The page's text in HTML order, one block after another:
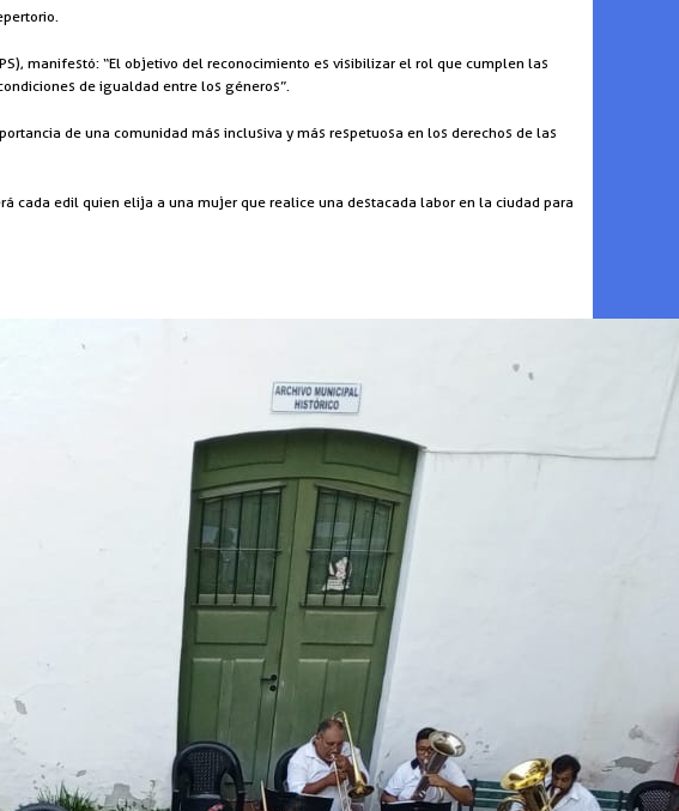
manifestó: “El objetivo del reconocimiento es visibilizar el rol que cumplen las
de igualdad entre los géneros”.
de una comunidad más inclusiva y más respetuosa en los derechos de las
cada edil quien elija a una mujer que realice una destacada labor en la ciudad para